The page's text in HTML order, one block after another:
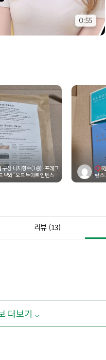
구성 니치향수(1종) -프래그
부와 "오드 누아르 인텐스"
오 드 퍼퓸 12ml 스틱향수(...
6
런스
리뷰 (13)
더보기 ⌵